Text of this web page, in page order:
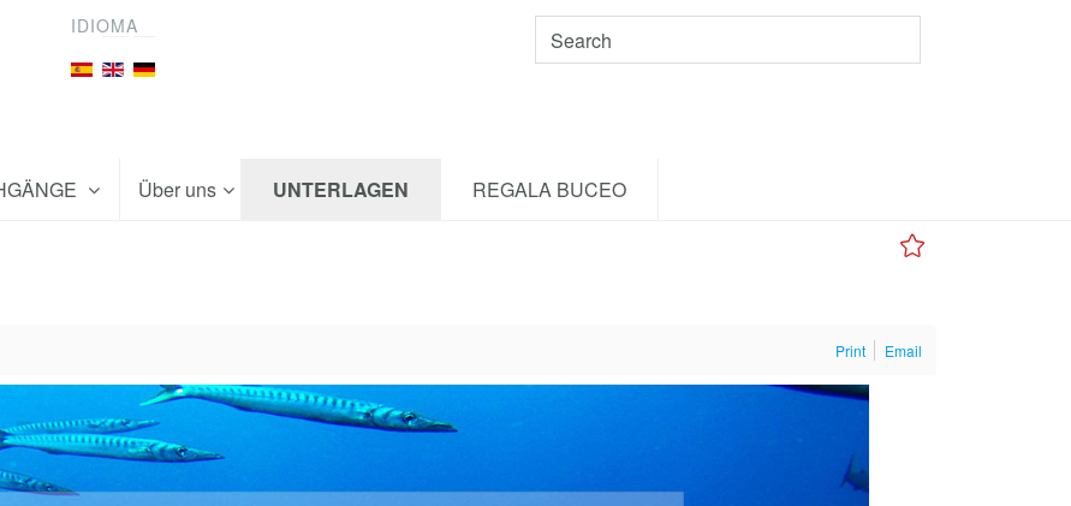
IDIOMA
Über uns UNTERLAGEN REGALA BUCEO
Print Email